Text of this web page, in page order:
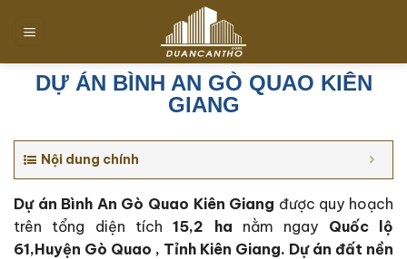
đến
DỰ ÁN BÌNH AN GÒ QUAO KIÊN
GIANG
Nội dung chính
Dự án Bình An Gò Quao Kiên Giang được quy hoạch
trên tổng diện tích 15,2 ha nằm ngay Quốc lộ
61,Huyện Gò Quao , Tỉnh Kiên Giang. Dự án đất nền